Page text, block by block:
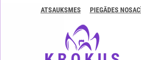
ATSAUKSMES PIEGĀDES